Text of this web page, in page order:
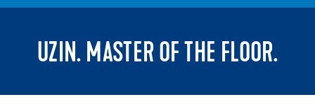
UZIN. MASTER OF THE FLOOR.